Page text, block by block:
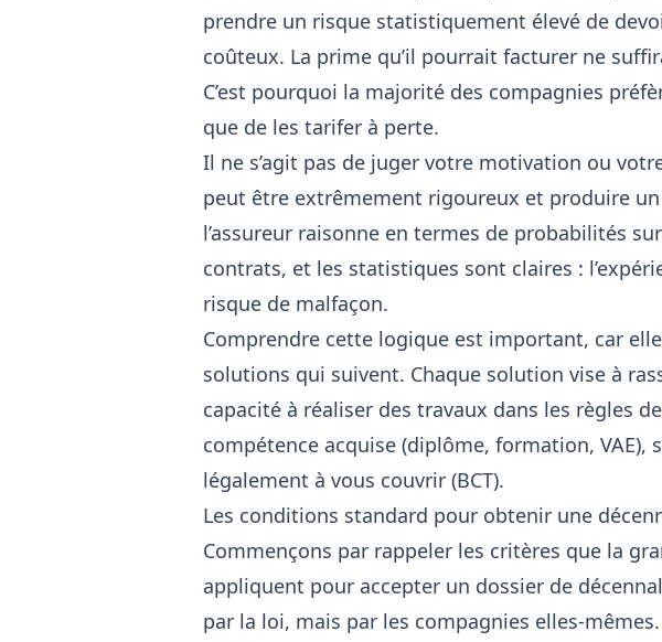
prendre un risque statistiquement élevé de
coûteux. La prime qu’il pourrait facturer ne
C’est pourquoi la majorité des compagnies
que de les tarifer à perte.
Il ne s’agit pas de juger votre motivation ou
peut être extrêmement rigoureux et produire
l’assureur raisonne en termes de probabilités
contrats, et les statistiques sont claires :
risque de malfaçon.
Comprendre cette logique est important, car
solutions qui suivent. Chaque solution vise à
capacité à réaliser des travaux dans les règles
compétence acquise (diplôme, formation, VAE),
légalement à vous couvrir (BCT).
Les conditions standard pour obtenir une
Commençons par rappeler les critères que la
appliquent pour accepter un dossier de
par la loi, mais par les compagnies elles-